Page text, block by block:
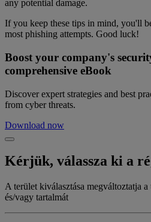
any potential damage.
If you keep these tips in mind, you'll
most phishing attempts. Good luck!
Boost your company's
comprehensive eBook
Discover expert strategies and best
from cyber threats.
Download now
Kérjük, válassza ki a
A terület kiválasztása megváltoztatja
és/vagy tartalmát